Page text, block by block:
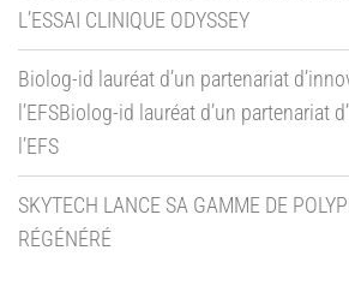
L’ESSAI CLINIQUE ODYSSEY
Biolog-id lauréat d’un partenariat
l’EFSBiolog-id lauréat d’un partenariat
l’EFS
SKYTECH LANCE SA GAMME DE
RÉGÉNÉRÉ